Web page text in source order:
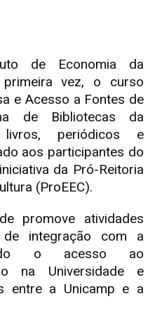
de Economia da
primeira vez, o curso
e Acesso a Fontes de
de Bibliotecas da
livros, periódicos e
aos participantes do
da Pró-Reitoria
(ProEEC).
promove atividades
de integração com a
o acesso ao
na Universidade e
entre a Unicamp e a